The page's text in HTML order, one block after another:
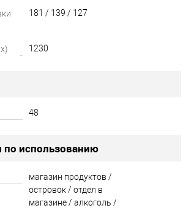
181 / 139 / 127
1230
48
использованию
магазин продуктов /
островок / отдел в
магазине / алкоголь /